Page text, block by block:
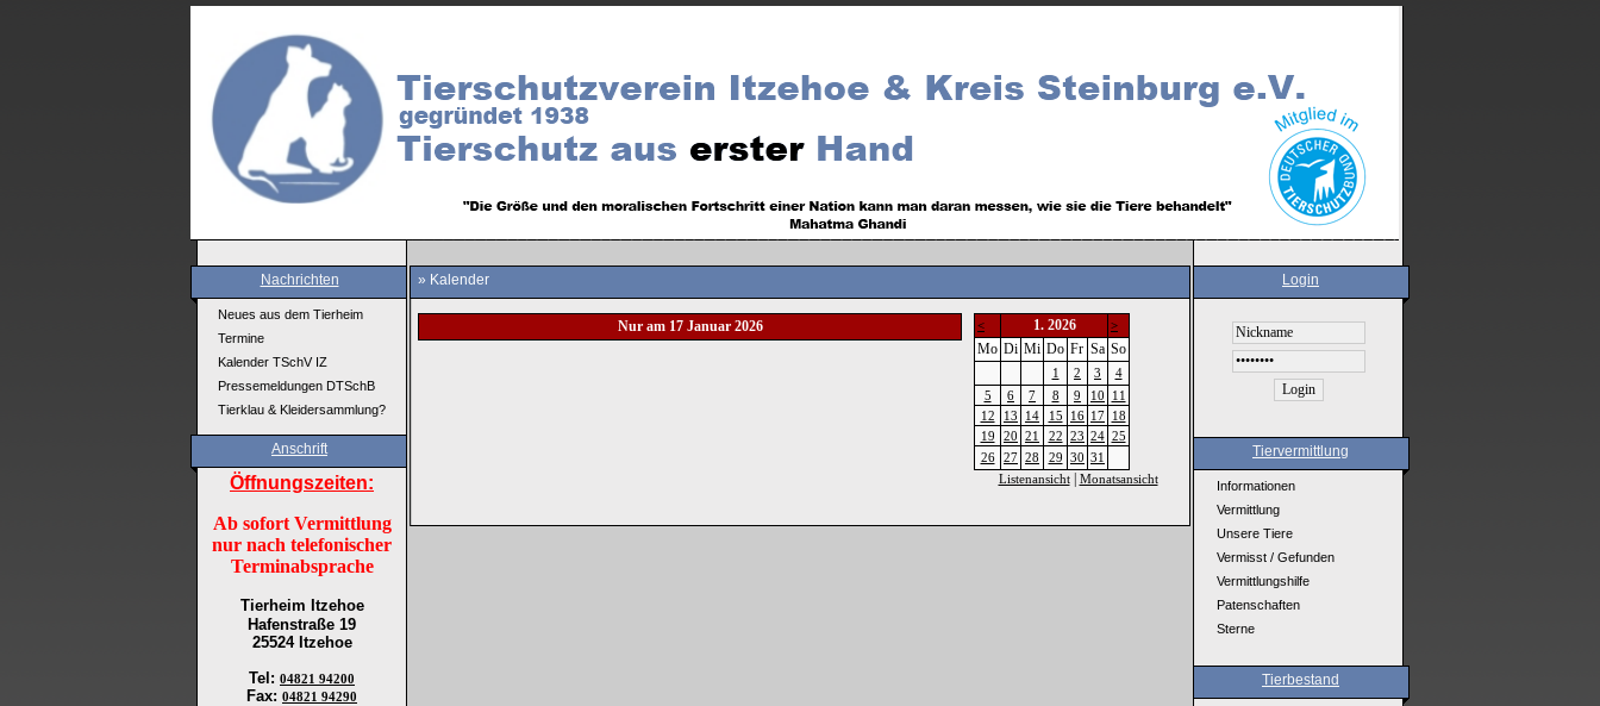
Nachrichten
Neues aus dem Tierheim
Termine
Kalender TSchV IZ
Pressemeldungen DTSchB
Tierklau & Kleidersammlung?
Anschrift
Öffnungszeiten:
Ab sofort Vermittlung
nur nach telefonischer
Terminabsprache
Tierheim Itzehoe
Hafenstraße 19
25524 Itzehoe
Tel : 04821 94200
Fax: 04821 94290
» Kalender
Nur am 17 Januar 2026 < 1. 2026 >
Mo Di Mi Do Fr Sa So
1 2 3
4
5
6 7 8 9 10
11
12
13 14 15 16 17 18
19
20 21 22 23 24 25
26
27 28 29 30 31
Listenansicht| Monatsansicht
Login
Tiervermittlung
Informationen
Vermittlung
Unsere Tiere
Vermisst / Gefunden
Vermittlungshilfe
Patenschaften
Sterne
Tierbestand